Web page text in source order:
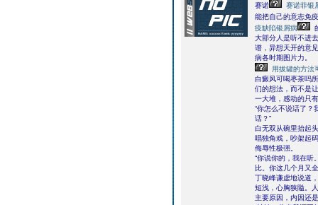
赛诺
赛诺菲银
能把自己的意志免
疫缺陷银屑病
大部分人是听不进
谱，异想天开的意
病各时期图片力。
用拔罐的方法
白癜风可喝枣茶吗
们的想法，而不是
一大堆，感动的只
“你怎么不说话了？
话？”
白无双从碗里抬起
唱独角戏，吵架起
侮辱性极强。
“你说你的，我在听
比。你这几个月又
丁晓峰谦虚地说道
短浅，心胸狭隘。
主要原因，内因还